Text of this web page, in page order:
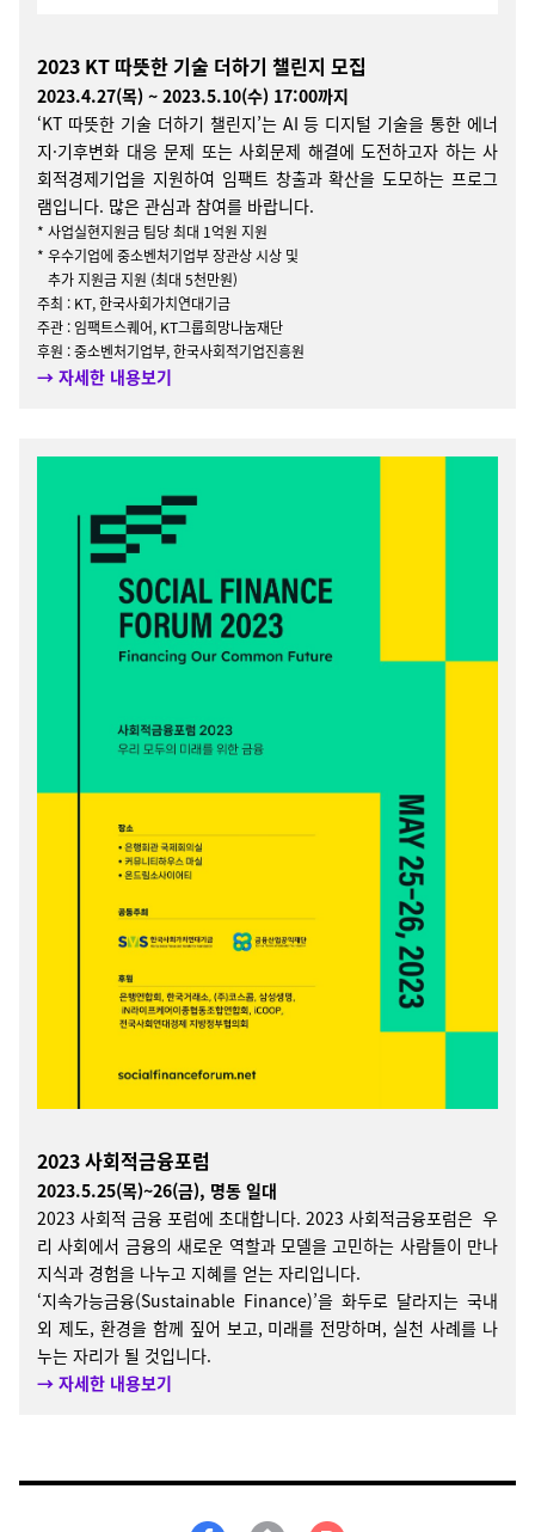
2023 KT 따뜻한 기술 더하기 챌린지 모집
2023.4.27(목) ~ 2023.5.10(수) 17:00까지
‘KT 따뜻한 기술 더하기 챌린지’는 AI 등 디지털 기술을 통한 에너
지·기후변화 대응 문제 또는 사회문제 해결에 도전하고자 하는 사
회적경제기업을 지원하여 임팩트 창출과 확산을 도모하는 프로그
램입니다. 많은 관심과 참여를 바랍니다.
* 사업실현지원금 팀당 최대 1억원 지원
* 우수기업에 중소벤처기업부 장관상 시상 및
추가 지원금 지원 (최대 5천만원)
주최 : KT, 한국사회가치연대기금
주관 : 임팩트스퀘어, KT그룹희망나눔재단
후원 : 중소벤처기업부, 한국사회적기업진흥원
→ 자세한 내용보기
2023 사회적금융포럼
2023.5.25(목)~26(금), 명동 일대
2023 사회적 금융 포럼에 초대합니다. 2023 사회적금융포럼은 우
리 사회에서 금융의 새로운 역할과 모델을 고민하는 사람들이 만나
지식과 경험을 나누고 지혜를 얻는 자리입니다.
‘지속가능금융(Sustainable Finance)’을 화두로 달라지는 국내
외 제도, 환경을 함께 짚어 보고, 미래를 전망하며, 실천 사례를 나
누는 자리가 될 것입니다.
→ 자세한 내용보기